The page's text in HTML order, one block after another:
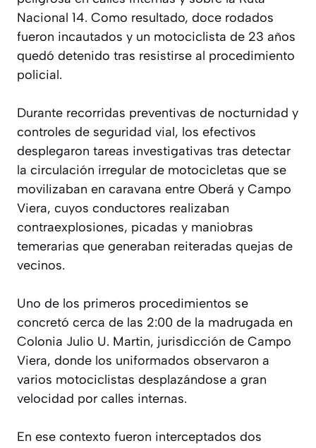
Nacional 14. Como resultado, doce rodados
fueron incautados y un motociclista de 23 años
quedó detenido tras resistirse al procedimiento
policial.
Durante recorridas preventivas de nocturnidad y
controles de seguridad vial, los efectivos
desplegaron tareas investigativas tras detectar
la circulación irregular de motocicletas que se
movilizaban en caravana entre Oberá y Campo
Viera, cuyos conductores realizaban
contraexplosiones, picadas y maniobras
temerarias que generaban reiteradas quejas de
vecinos.
Uno de los primeros procedimientos se
concretó cerca de las 2:00 de la madrugada en
Colonia Julio U. Martin, jurisdicción de Campo
Viera, donde los uniformados observaron a
varios motociclistas desplazándose a gran
velocidad por calles internas.
En ese contexto fueron interceptados dos